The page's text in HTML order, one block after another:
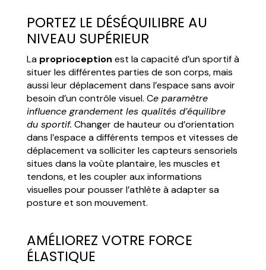
PORTEZ LE DÉSÉQUILIBRE AU
NIVEAU SUPÉRIEUR
La proprioception est la capacité d’un sportif à
situer les différentes parties de son corps, mais
aussi leur déplacement dans l’espace sans avoir
besoin d’un contrôle visuel. Ce paramètre
influence grandement les qualités d’équilibre
du sportif. Changer de hauteur ou d’orientation
dans l’espace a différents tempos et vitesses de
déplacement va solliciter les capteurs sensoriels
situes dans la voûte plantaire, les muscles et
tendons, et les coupler aux informations
visuelles pour pousser l’athlète à adapter sa
posture et son mouvement.
AMÉLIOREZ VOTRE FORCE
ÉLASTIQUE